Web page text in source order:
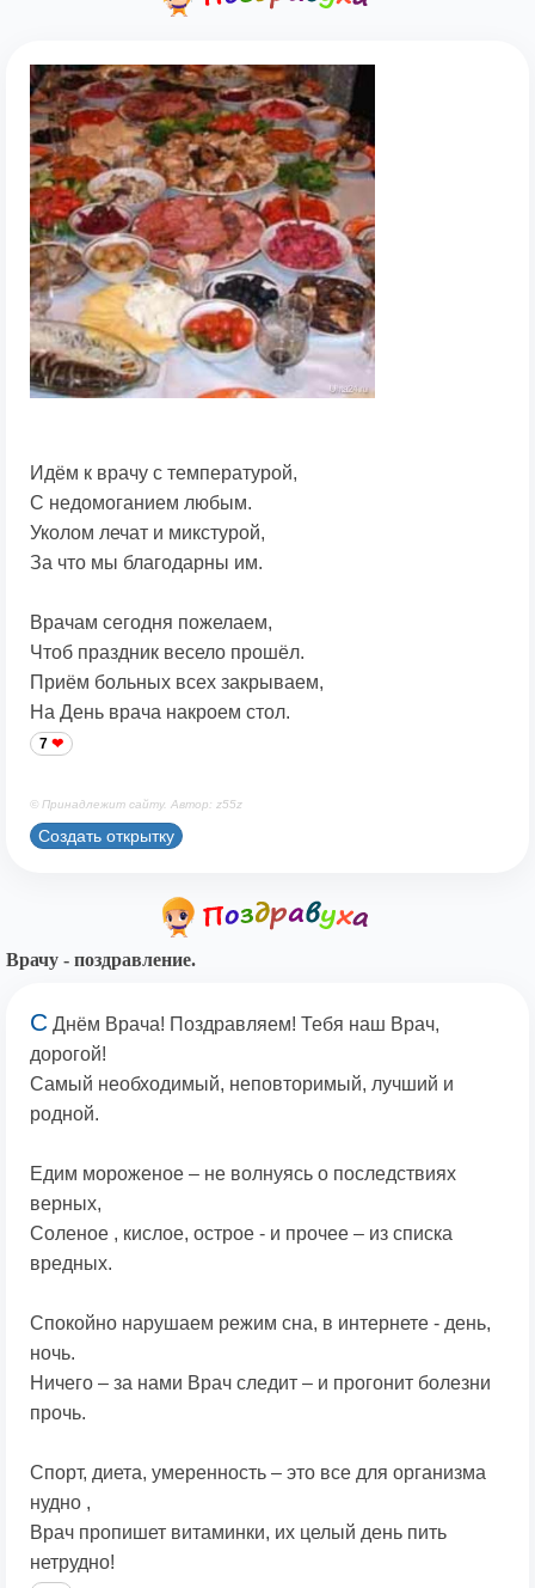
Идём к врачу с температурой,
С недомоганием любым.
Уколом лечат и микстурой,
За что мы благодарны им.
Врачам сегодня пожелаем,
Чтоб праздник весело прошёл.
Приём больных всех закрываем,
На День врача накроем стол.
7
© Принадлежит сайту. Автор: z55z
Создать открытку
Врачу - поздравление.
С Днём Врача! Поздравляем! Тебя наш Врач,
дорогой!
Самый необходимый, неповторимый, лучший и
родной.
Едим мороженое – не волнуясь о последствиях
верных,
Соленое , кислое, острое - и прочее – из списка
вредных.
Спокойно нарушаем режим сна, в интернете - день,
ночь.
Ничего – за нами Врач следит – и прогонит болезни
прочь.
Спорт, диета, умеренность – это все для организма
нудно ,
Врач пропишет витаминки, их целый день пить
нетрудно!